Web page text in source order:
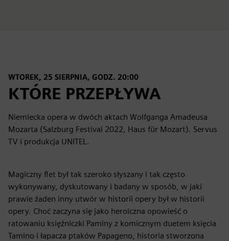
WTOREK, 25 SIERPNIA, GODZ. 20:00
KTÓRE PRZEPŁYWA
Niemiecka opera w dwóch aktach Wolfganga Amadeusa
Mozarta (Salzburg Festival 2022, Haus für Mozart). Servus
TV i produkcja UNITEL.
Magiczny flet był tak szeroko słyszany i tak często
wykonywany, dyskutowany i badany w sposób, w jaki
prawie żaden inny utwór w historii opery był w historii
opery. Choć zaczyna się jako heroiczna opowieść o
ratowaniu księżniczki Paminy z komicznym duetem księcia
Tamino i łapacza ptaków Papageno, historia stworzona